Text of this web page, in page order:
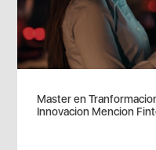
Master en
Innovacion Mencion